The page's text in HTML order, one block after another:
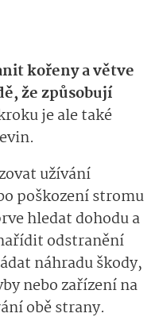
kořeny a větve
že způsobují
je ale také
užívání
poškození stromu
hledat dohodu a
odstranění
náhradu škody,
nebo zařízení na
obě strany.